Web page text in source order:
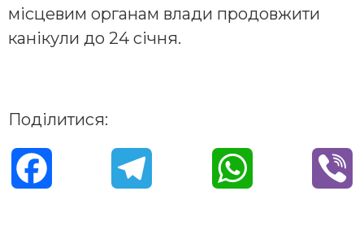
місцевим органам влади продовжити
канікули до 24 січня.
Поділитися: